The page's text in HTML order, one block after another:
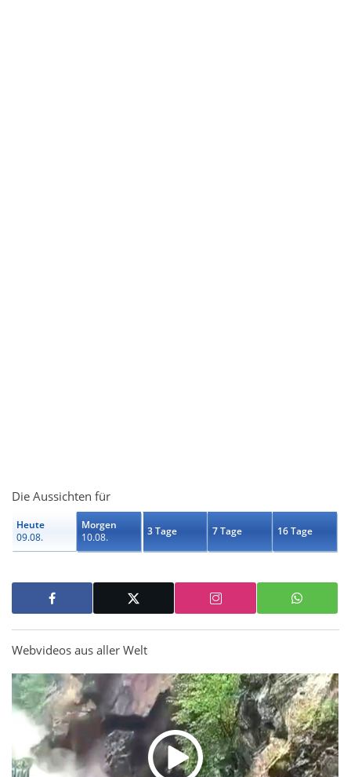
Die Aussichten für
Heute
09.08.
Morgen
10.08.
3 Tage 7 Tage 16 Tage
Webvideos aus aller Welt